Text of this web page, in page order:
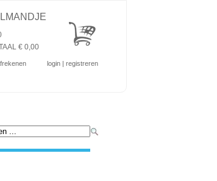
€ 0,00
login | registreren